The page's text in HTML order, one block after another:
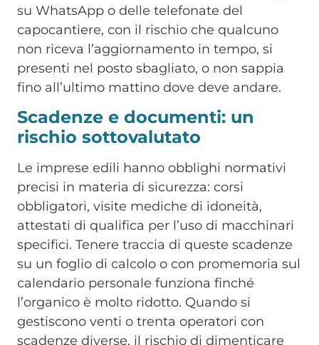
su WhatsApp o delle telefonate del
capocantiere, con il rischio che qualcuno
non riceva l’aggiornamento in tempo, si
presenti nel posto sbagliato, o non sappia
fino all’ultimo mattino dove deve andare.
Scadenze e documenti: un
rischio sottovalutato
Le imprese edili hanno obblighi normativi
precisi in materia di sicurezza: corsi
obbligatori, visite mediche di idoneità,
attestati di qualifica per l’uso di macchinari
specifici. Tenere traccia di queste scadenze
su un foglio di calcolo o con promemoria sul
calendario personale funziona finché
l’organico è molto ridotto. Quando si
gestiscono venti o trenta operatori con
scadenze diverse, il rischio di dimenticare